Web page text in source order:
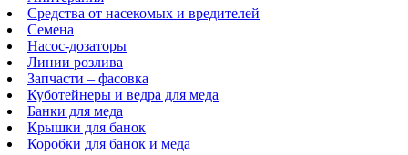
Средства от насекомых и вредителей
Семена
Насос-дозаторы
Линии розлива
Запчасти – фасовка
Куботейнеры и ведра для меда
Банки для меда
Крышки для банок
Коробки для банок и меда